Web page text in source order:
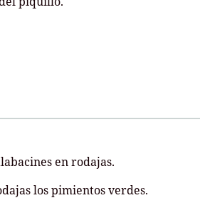
en rodajas.
los pimientos verdes.